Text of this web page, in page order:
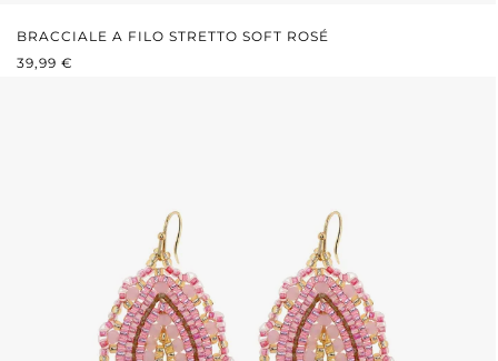
BRACCIALE A FILO STRETTO SOFT ROSÉ
PREZZO NORMALE:
39,99 €